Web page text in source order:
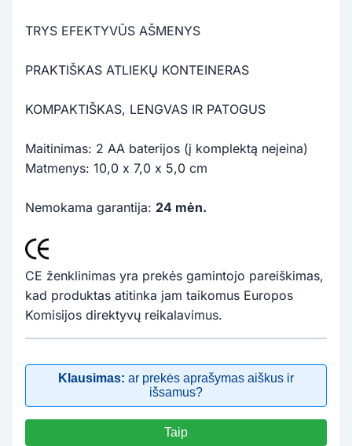
TRYS EFEKTYVŪS AŠMENYS
PRAKTIŠKAS ATLIEKŲ KONTEINERAS
KOMPAKTIŠKAS, LENGVAS IR PATOGUS
Maitinimas: 2 AA baterijos (į komplektą neįeina)
Matmenys: 10,0 x 7,0 x 5,0 cm
Nemokama garantija: 24 mėn.
CE ženklinimas yra prekės gamintojo pareiškimas,
kad produktas atitinka jam taikomus Europos
Komisijos direktyvų reikalavimus.
Klausimas: ar prekės aprašymas aiškus ir
išsamus?
Taip